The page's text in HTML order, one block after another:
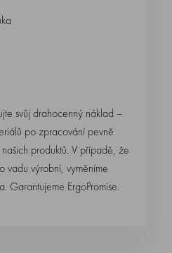
svůj drahocenný náklad –
po zpracování pevně
produktů. V případě, že
vadu výrobní, vyměníme
Garantujeme ErgoPromise.